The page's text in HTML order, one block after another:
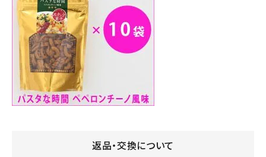
返品・交換について